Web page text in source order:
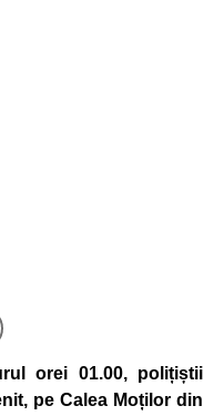
orei 01.00, polițiștii
pe Calea Moților din